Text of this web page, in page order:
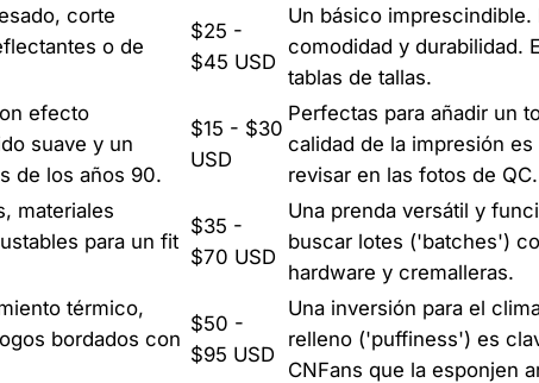
corte
o de
$25 -
$45 USD
Un básico imprescindible.
comodidad y durabilidad.
tablas de tallas.
efecto
suave y un
de los años 90.
$15 - $30
USD
Perfectas para añadir un
calidad de la impresión
revisar en las fotos de QC.
materiales
para un fit
$35 -
$70 USD
Una prenda versátil y
buscar lotes ('batches')
hardware y cremalleras.
térmico,
bordados con
$50 -
$95 USD
Una inversión para el
relleno ('puffiness') es
CNFans que la esponjen